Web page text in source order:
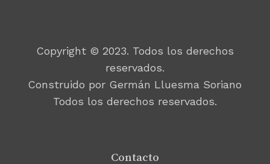
Copyright © 2023. Todos los derechos
reservados.
Construido por Germán Lluesma Soriano
Todos los derechos reservados.
Contacto